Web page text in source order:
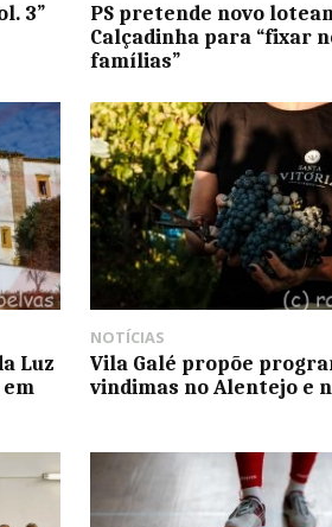
3”
PS pretende novo
Calçadinha para “fixar
famílias”
Luz
NOTÍCIAS
Vila Galé propõe
vindimas no Alentejo e